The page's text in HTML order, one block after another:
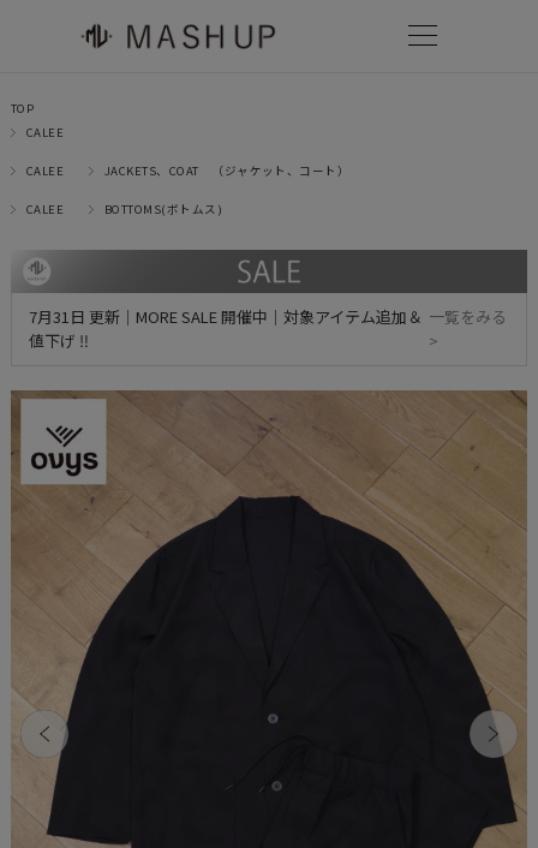
TOP
CALEE
CALEE JACKETS、COAT （ジャケット、コート）
CALEE BOTTOMS(ボトムス)
7月31日 更新｜MORE SALE 開催中｜対象アイテム追加＆
値下げ ‼
一覧をみる
>